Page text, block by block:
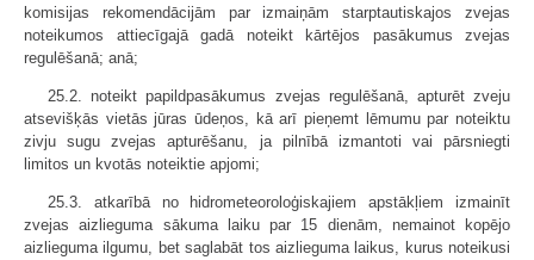
komisijas rekomendācijām par izmaiņām starptautiskajos zvejas
noteikumos attiecīgajā gadā noteikt kārtējos pasākumus zvejas
regulēšanā; anā;
25.2. noteikt papildpasākumus zvejas regulēšanā, apturēt zveju
atsevišķās vietās jūras ūdeņos, kā arī pieņemt lēmumu par noteiktu
zivju sugu zvejas apturēšanu, ja pilnībā izmantoti vai pārsniegti
limitos un kvotās noteiktie apjomi;
25.3. atkarībā no hidrometeoroloģiskajiem apstākļiem izmainīt
zvejas aizlieguma sākuma laiku par 15 dienām, nemainot kopējo
aizlieguma ilgumu, bet saglabāt tos aizlieguma laikus, kurus noteikusi